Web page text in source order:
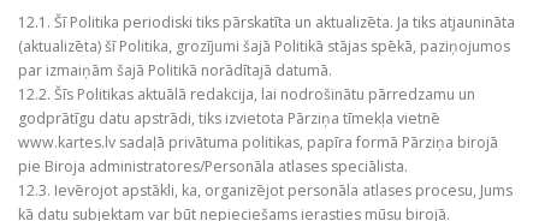
12.1. Šī Politika periodiski tiks pārskatīta un aktualizēta. Ja tiks atjaunināta
(aktualizēta) šī Politika, grozījumi šajā Politikā stājas spēkā, paziņojumos
par izmaiņām šajā Politikā norādītajā datumā.
12.2. Šīs Politikas aktuālā redakcija, lai nodrošinātu pārredzamu un
godprātīgu datu apstrādi, tiks izvietota Pārziņa tīmekļa vietnē
www.kartes.lv sadaļā privātuma politikas, papīra formā Pārziņa birojā
pie Biroja administratores/Personāla atlases speciālista.
12.3. Ievērojot apstākli, ka, organizējot personāla atlases procesu, Jums
kā datu subjektam var būt nepieciešams ierasties mūsu birojā.